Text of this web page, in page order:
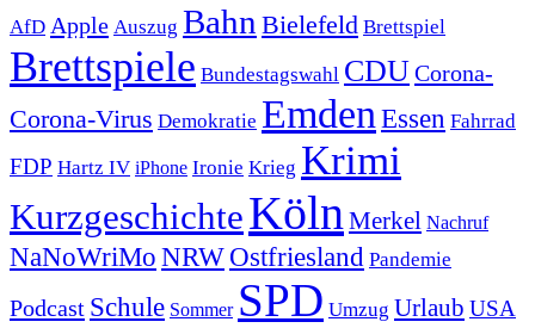
AfD Apple Auszug Bahn Bielefeld Brettspiel
Brettspiele Bundestagswahl CDUCorona-
Corona-Virus Demokratie Emden Essen Fahrrad
FDP Hartz IV iPhone Ironie Krieg Krimi
KurzgeschichteKöln Merkel Nachruf
NaNoWriMo NRWOstfriesland Pandemie
Podcast Schule Sommer SPD Umzug Urlaub USA